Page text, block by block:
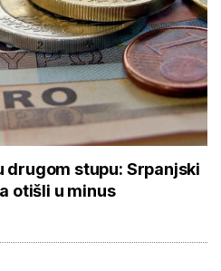
drugom stupu: Srpanjski
otišli u minus